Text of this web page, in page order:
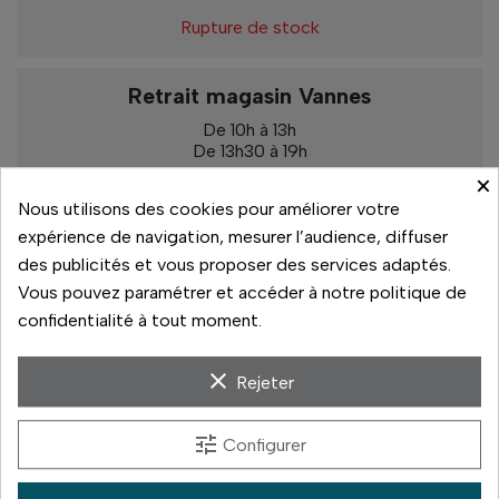
Rupture de stock
Retrait magasin Vannes
De 10h à 13h
De 13h30 à 19h
Paiement sécurisé
Paiement 3x sans frais
×
Nous utilisons des cookies pour améliorer votre
expérience de navigation, mesurer l’audience, diffuser
des publicités et vous proposer des services adaptés.
Vous pouvez paramétrer et accéder à notre politique de
confidentialité à tout moment.
clear Rejeter
tune Configurer